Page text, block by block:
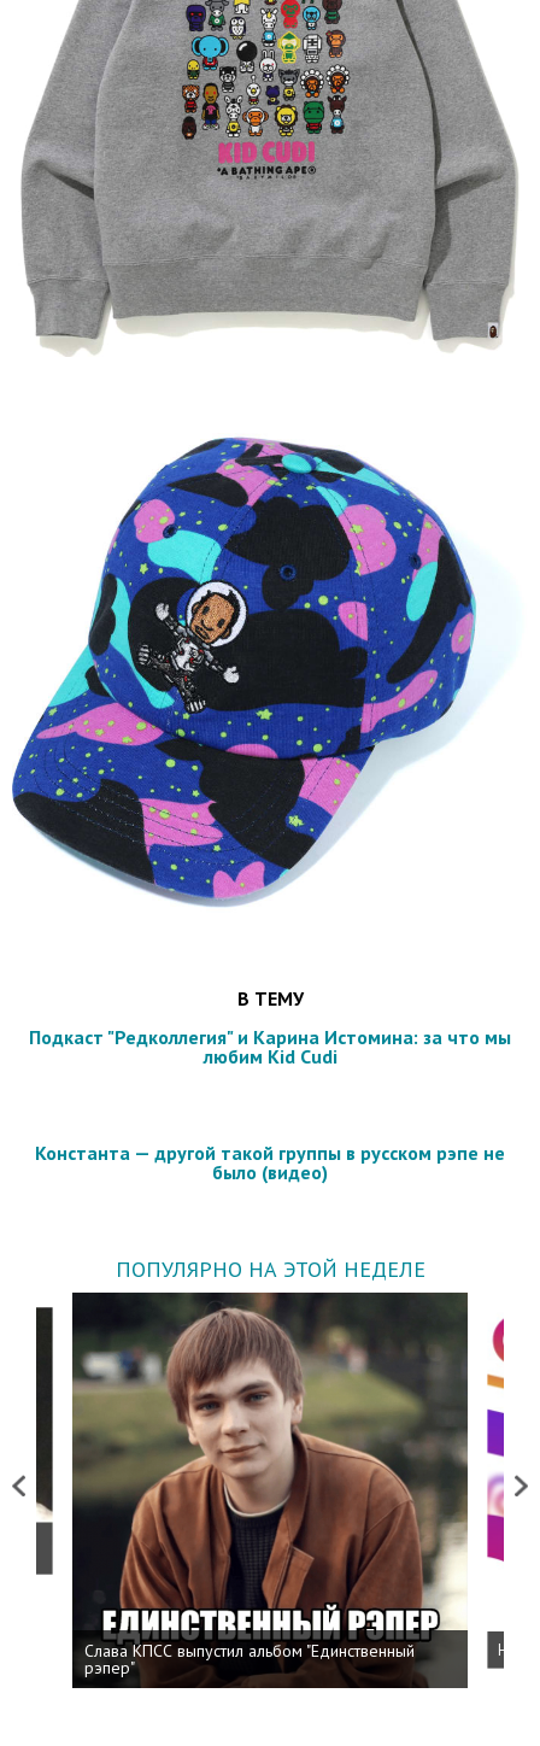
В ТЕМУ
Подкаст "Редколлегия" и Карина Истомина: за что мы
любим Kid Cudi
Константа — другой такой группы в русском рэпе не
было (видео)
ПОПУЛЯРНО НА ЭТОЙ НЕДЕЛЕ
Previous
Слава КПСС выпустил альбом "Единственный
рэпер"
Next